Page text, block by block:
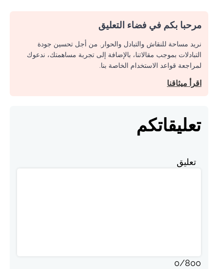
مرحبا بكم في فضاء التعليق
نريد مساحة للنقاش والتبادل والحوار. من أجل تحسين جودة
التبادلات بموجب مقالاتنا، بالإضافة إلى تجربة مساهمتك، ندعوك
لمراجعة قواعد الاستخدام الخاصة بنا.
اقرأ ميثاقنا
تعليقاتكم
تعليق
0/800